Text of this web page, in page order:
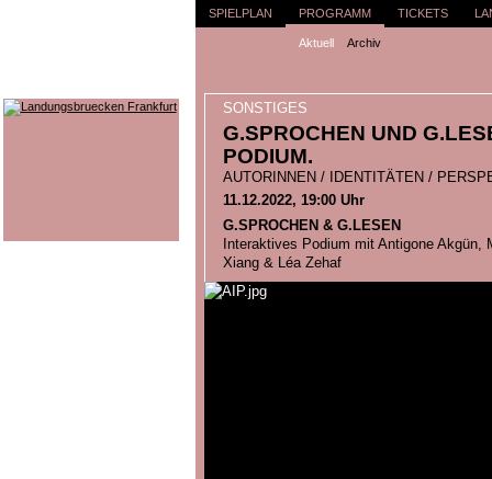
SPIELPLAN PROGRAMM
Aktuell Archiv
TICKETS
SONSTIGES
G.SPROCHEN UND
PODIUM.
AUTORINNEN / IDENTITÄTEN /
11.12.2022, 19:00 Uhr
G.SPROCHEN & G.LESEN
Interaktives Podium mit Antigone Akgün,
Xiang & Léa Zehaf